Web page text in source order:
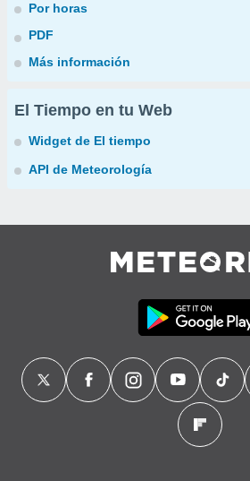
Por horas
PDF
Más información
El Tiempo en tu Web
Widget de El tiempo
API de Meteorología